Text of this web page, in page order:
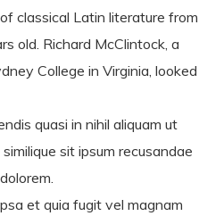
classical Latin literature from
old. Richard McClintock, a
College in Virginia, looked
quasi in nihil aliquam ut
sit ipsum recusandae
et quia fugit vel magnam